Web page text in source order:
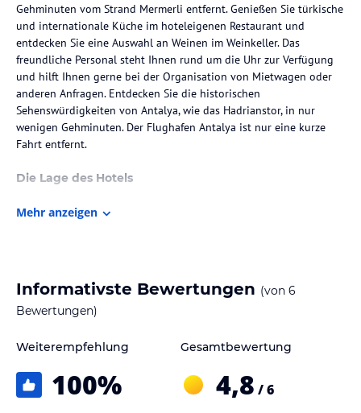
Gehminuten vom Strand Mermerli entfernt. Genießen Sie türkische
und internationale Küche im hoteleigenen Restaurant und
entdecken Sie eine Auswahl an Weinen im Weinkeller. Das
freundliche Personal steht Ihnen rund um die Uhr zur Verfügung
und hilft Ihnen gerne bei der Organisation von Mietwagen oder
anderen Anfragen. Entdecken Sie die historischen
Sehenswürdigkeiten von Antalya, wie das Hadrianstor, in nur
wenigen Gehminuten. Der Flughafen Antalya ist nur eine kurze
Fahrt entfernt.
Die Lage des Hotels
Antalya. Hier können Sie das authentische Flair der Stadt erleben
Sonnenbaden ein. Die zentrale Lage des Hotels ermöglicht es
Ihnen, die Sehenswürdigkeiten und die Straßenbahn von Antalya
bequem zu Fuß zu erreichen. Der Flughafen Antalya ist nur eine
Zimmer / Unterbringung im Hotel
Die Zimmer im Otantik Hotel sind im ottomanischen Stil
Mehr anzeigen
Informativste Bewertungen (von 6
Bewertungen)
Weiterempfehlung
100%
Gesamtbewertung
4,8 / 6